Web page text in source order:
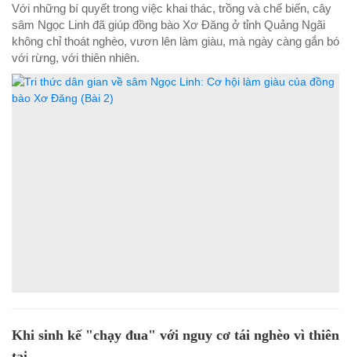
Với những bí quyết trong việc khai thác, trồng và chế biến, cây
sâm Ngọc Linh đã giúp đồng bào Xơ Đăng ở tỉnh Quảng Ngãi
không chỉ thoát nghèo, vươn lên làm giàu, mà ngày càng gắn bó
với rừng, với thiên nhiên.
Khi sinh kế "chạy đua" với nguy cơ tái nghèo vì thiên